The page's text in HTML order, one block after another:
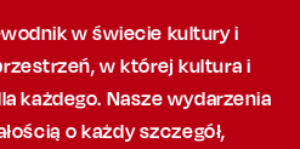
w świecie kultury i
w której kultura i
każdego. Nasze wydarzenia
o każdy szczegół,